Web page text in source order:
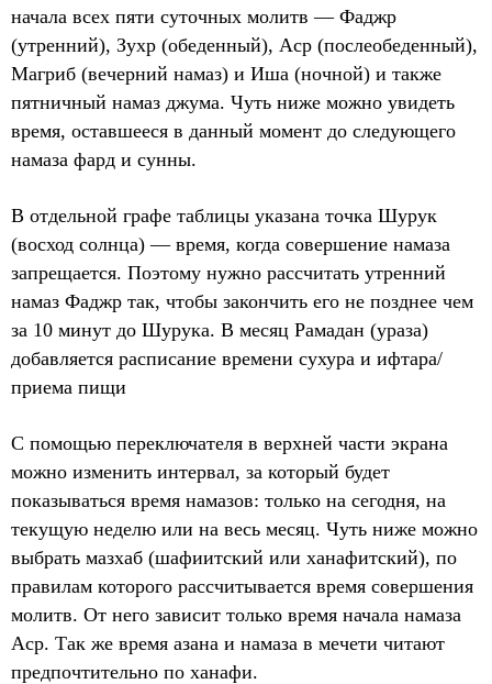
начала всех пяти суточных молитв — Фаджр
(утренний), Зухр (обеденный), Аср (послеобеденный),
Магриб (вечерний намаз) и Иша (ночной) и также
пятничный намаз джума. Чуть ниже можно увидеть
время, оставшееся в данный момент до следующего
намаза фард и сунны.
В отдельной графе таблицы указана точка Шурук
(восход солнца) — время, когда совершение намаза
запрещается. Поэтому нужно рассчитать утренний
намаз Фаджр так, чтобы закончить его не позднее чем
за 10 минут до Шурука. В месяц Рамадан (ураза)
добавляется расписание времени сухура и ифтара/
приема пищи
С помощью переключателя в верхней части экрана
можно изменить интервал, за который будет
показываться время намазов: только на сегодня, на
текущую неделю или на весь месяц. Чуть ниже можно
выбрать мазхаб (шафиитский или ханафитский), по
правилам которого рассчитывается время совершения
молитв. От него зависит только время начала намаза
Аср. Так же время азана и намаза в мечети читают
предпочтительно по ханафи.